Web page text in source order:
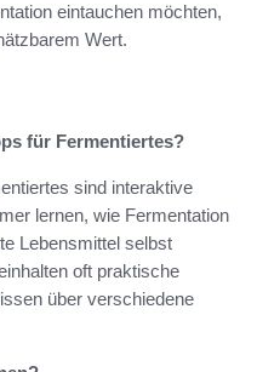
eintauchen möchten,
Wert.
für Fermentiertes?
sind interaktive
lernen, wie Fermentation
Lebensmittel selbst
oft praktische
über verschiedene